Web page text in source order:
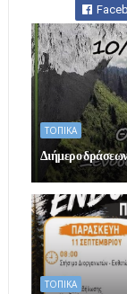
ΤΟΠΙΚΑ
Διήμερο
ΤΟΠΙΚΑ